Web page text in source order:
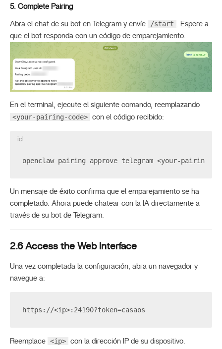
5. Complete Pairing
Abra el chat de su bot en Telegram y envíe /start
. Espere a
que el bot responda con un código de emparejamiento.
En el terminal, ejecute el siguiente comando, reemplazando
<your-pairing-code> con el código recibido:
id
openclaw pairing approve telegram <your-pairing-
Un mensaje de éxito confirma que el emparejamiento se ha
completado. Ahora puede chatear con la IA directamente a
través de su bot de Telegram.
2.6 Access the Web Interface
Una vez completada la configuración, abra un navegador y
navegue a:
https://<ip>:24190?token=casaos
Reemplace <ip> con la dirección IP de su dispositivo.